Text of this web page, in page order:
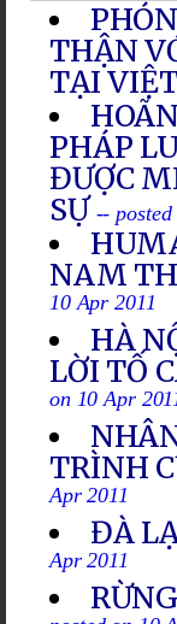
THẬN
TẠI
PHÁP
ĐƯỢC
SỰ --
NAM
10 Apr 2011
HÀ
LỜI TỐ
on 10 Apr
TRÌNH
Apr 2011
ĐÀ
Apr 2011